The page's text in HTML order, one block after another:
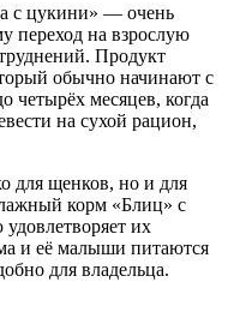
с цукини» — очень
переход на взрослую
Продукт
обычно начинают с
четырёх месяцев, когда
на сухой рацион,
для щенков, но и для
корм «Блиц» с
их
и её малыши питаются
для владельца.